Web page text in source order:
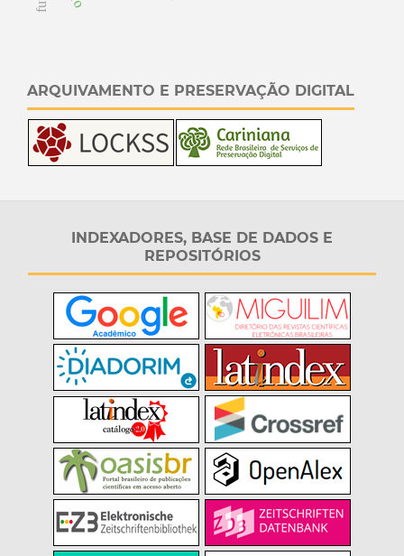
ARQUIVAMENTO E PRESERVAÇÃO DIGITAL
INDEXADORES, BASE DE DADOS E
REPOSITÓRIOS